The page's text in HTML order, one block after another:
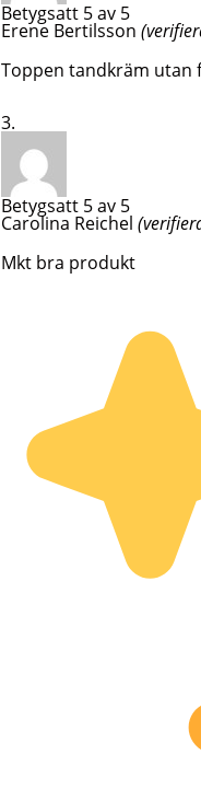
Betygsatt 5av 5
Erene Bertilsson
Toppen tandkräm utan
Betygsatt 5av 5
Carolina Reichel
Mkt bra produkt